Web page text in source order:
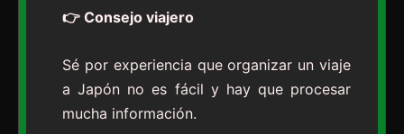
👉 Consejo viajero
Sé por experiencia que organizar un viaje
a Japón no es fácil y hay que procesar
mucha información.